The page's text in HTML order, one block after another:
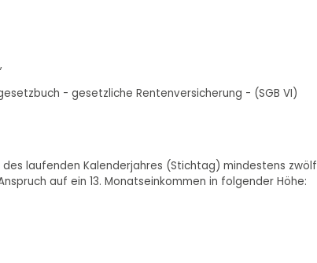
- gesetzliche Rentenversicherung - (SGB VI)
laufenden Kalenderjahres (Stichtag) mindestens zwölf
auf ein 13. Monatseinkommen in folgender Höhe: